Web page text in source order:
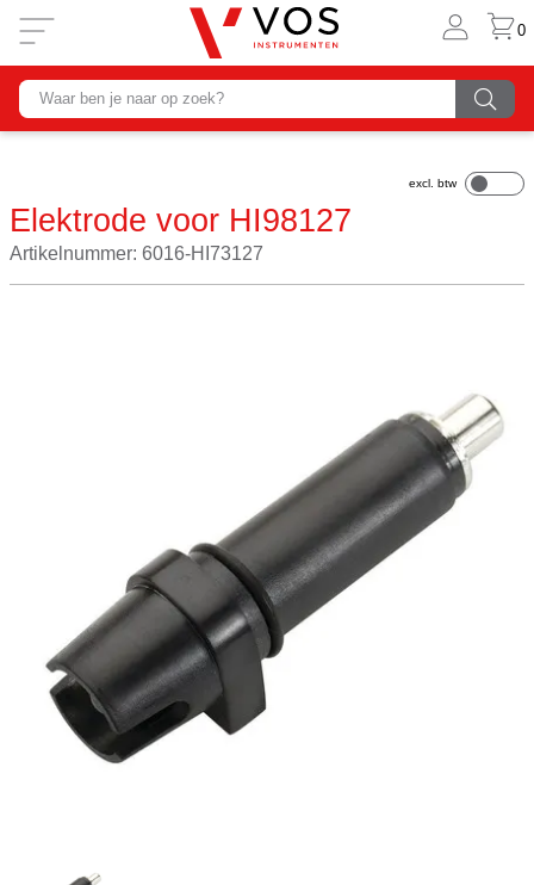
0
Elektrode voor HI98127
Artikelnummer: 6016-HI73127